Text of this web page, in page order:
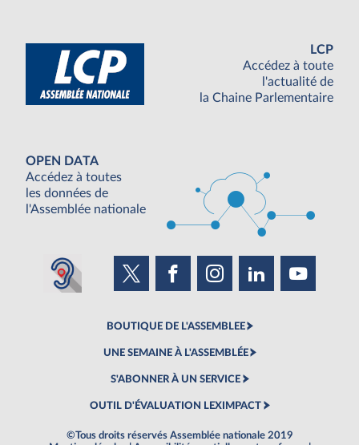
LCP
Accédez à toute
l'actualité de
la Chaine Parlementaire
OPEN DATA
Accédez à toutes
les données de
l'Assemblée nationale
BOUTIQUE DE L'ASSEMBLEE
UNE SEMAINE À L'ASSEMBLÉE
S'ABONNER À UN SERVICE
OUTIL D'ÉVALUATION LEXIMPACT
©Tous droits réservés Assemblée nationale 2019